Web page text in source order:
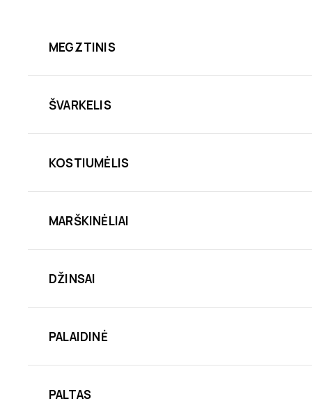
MEGZTINIS
ŠVARKELIS
KOSTIUMĖLIS
MARŠKINĖLIAI
DŽINSAI
PALAIDINĖ
PALTAS